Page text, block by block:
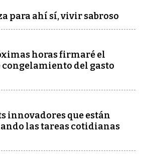
para ahí sí, vivir sabroso
horas firmaré el
congelamiento del gasto
innovadores que están
las tareas cotidianas